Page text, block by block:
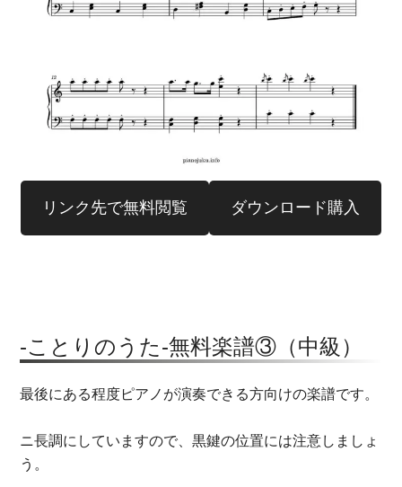
リンク先で無料閲覧 ダウンロード購入
-ことりのうた-無料楽譜③（中級）
最後にある程度ピアノが演奏できる方向けの楽譜です。
ニ長調にしていますので、黒鍵の位置には注意しましょ
う。